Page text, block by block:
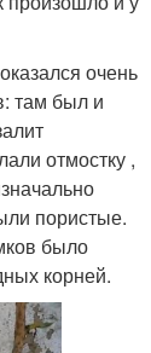
очень
там был и
отмостку ,
пористые.
было
корней.